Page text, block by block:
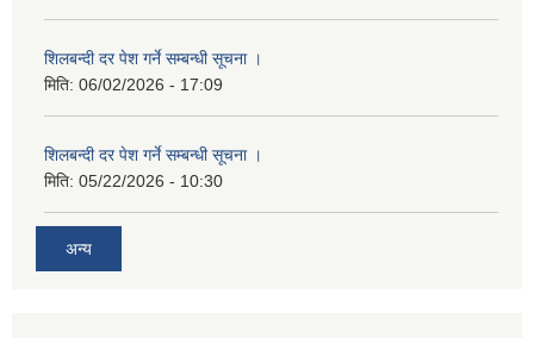
शिलबन्दी दर पेश गर्ने सम्बन्धी सूचना ।
मिति: 06/02/2026 - 17:09
शिलबन्दी दर पेश गर्ने सम्बन्धी सूचना ।
मिति: 05/22/2026 - 10:30
अन्य